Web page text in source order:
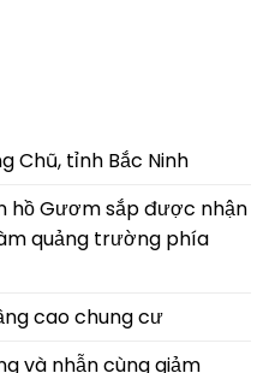
Chũ, tỉnh Bắc Ninh
hồ Gươm sắp được nhận
quảng trường phía
cao chung cư
và nhẫn cùng giảm